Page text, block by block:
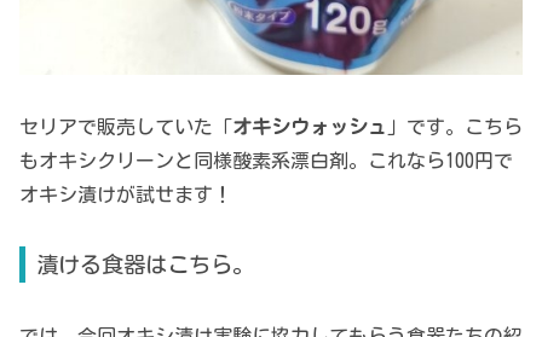
セリアで販売していた「 オキシウォッシュ 」です。こちら
もオキシクリーンと同様酸素系漂白剤。これなら100円で
オキシ漬けが試せます！
漬ける食器はこちら。